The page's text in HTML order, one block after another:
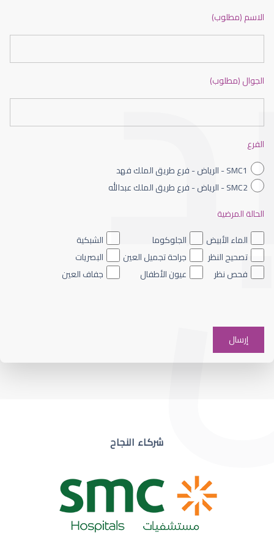
ضعف نظر الاطفال
ضعف نظر العين اليسرى
ضعف نظر مفاجئ
الاسم (مطلوب)
الجوال (مطلوب)
الفرع
SMC1 - الرياض - فرع طريق الملك فهد
SMC2 - الرياض - فرع طريق الملك عبدالله
الحالة المرضية
الماء الأبيض
الجلوكوما
الشبكية
تصحيح النظر
جراحة تجميل العين
البصريات
فحص نظر
عيون الأطفال جفاف العين
شركاء النجاح